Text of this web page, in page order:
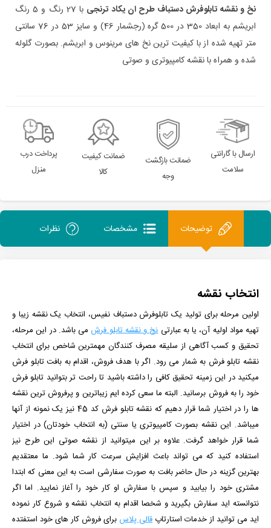
نخ و نقشه تابلوفرش دستباف طرح ان یکاد ترنجی
با 27 رنگ و 5 رنگ
ابریشم به ابعاد 350 در 500 گره (رجشمار 46) و سایز 53 در 76 سانتی
متر تهیه شده از با کیفیت ترین نخ های مرینوس و ابریشم. بصورت گلوله
شده و همراه با نقشه کامپیوتری و صوتی
ارسال با گارانتی
سلامت
ضمانت بازگشت
وجه
ضمانت کیفیت
کالا
پرداخت درب
منزل
توضیحات مشخصات نظرات
انتخاب نقشه
اولین مرحله برای تولید یک تابلوفرش دستباف نفیس، انتخاب یک نقشه زیبا و
تهیه مواد اولیه آن، یا به عبارتینخ و نقشه تابلو فرش می باشد. در این مرحله،
تحقیق و کسب آگاهی از سلیقه مصرف کنندگان مهمترین شاخص برای انتخاب
نقشه تابلو فرش به شمار می رود. اگر با هدف فروش، اقدام به بافت تابلو فرش
میکنید در این زمینه تحقیق کافی را داشته باشید تا راحت تر بتوانید تابلو فرش
خود را به فروش برسانید. البته ما سعی کرده ایم زیباترین و پرفروش ترین نقشه
ها را در اختیار شما قرار دهیم که نقشه تابلو فرش کد 45 نیز یک نمونه از آنها
میباشد. این نقشه بصورت کامپیوتری یا سنتی (به انتخاب خودتان) در اختیار
شما قرار خواهد گرفت. علاوه بر این میتوانید از نقشه صوتی این طرح نیز
استفاده کنید که می تواند باعث افزایش سرعت کار شما شود. ما معتقدیم
بهترین گزینه در حال حاضر بافت به صورت سفارشی است به این معنی که ابتدا
مشتری خود را بیابید و سپس با سفارش او کار خود را آغاز نمایید. اما اگر
نتوانسته اید سفارش بگیرید و شخصا اقدام به انتخاب نقشه و شروع کار نموده
اید می توانید از خدمات استارتاپ قالی پلاس برای فروش کار های خود استفتده